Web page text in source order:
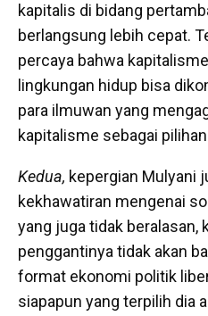
kapitalis di bidang
berlangsung lebih cepat.
percaya bahwa
lingkungan hidup bisa
para ilmuwan yang
kapitalisme sebagai
Kedua, kepergian Mulyani
kekhawatiran mengenai
yang juga tidak beralasan,
penggantinya tidak akan
format ekonomi politik
siapapun yang terpilih dia